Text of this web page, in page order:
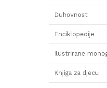
Duhovnost
Enciklopedije
Ilustrirane
Knjiga za djecu